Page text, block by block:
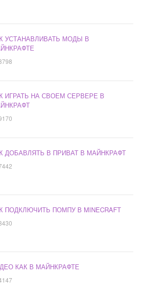
УСТАНАВЛИВАТЬ МОДЫ В
ИГРАТЬ НА СВОЕМ СЕРВЕРЕ В
ДОБАВЛЯТЬ В ПРИВАТ В МАЙНКРАФТ
ПОДКЛЮЧИТЬ ПОМПУ В MINECRAFT
КАК В МАЙНКРАФТЕ